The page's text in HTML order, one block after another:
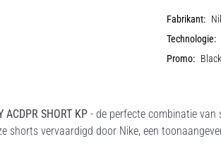
Fabrikant:
Technologie:
Promo:
ACDPR SHORT KP - de perfecte combinatie
shorts vervaardigd door Nike, een